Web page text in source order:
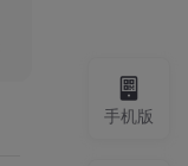
手机版